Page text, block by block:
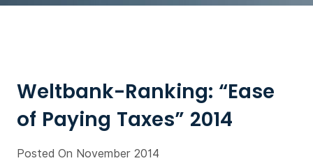
Weltbank-Ranking: “Ease
of Paying Taxes” 2014
Posted On November 2014